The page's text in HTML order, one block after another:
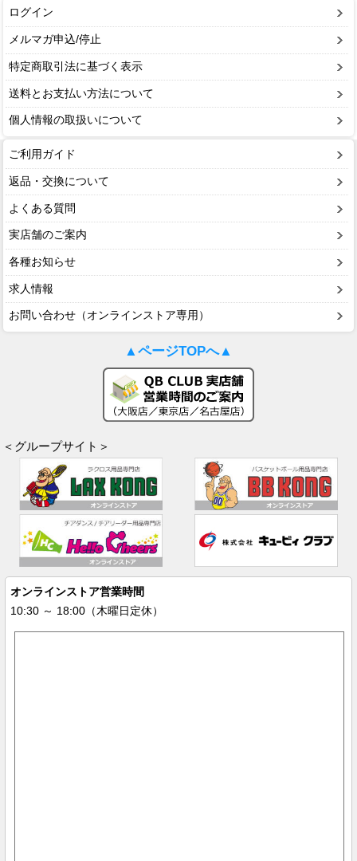
ログイン
メルマガ申込/停止
特定商取引法に基づく表示
送料とお支払い方法について
個人情報の取扱いについて
ご利用ガイド
返品・交換について
よくある質問
実店舗のご案内
各種お知らせ
求人情報
お問い合わせ（オンラインストア専用）
▲ページTOPへ▲
＜グループサイト＞
オンラインストア営業時間
10:30 ～ 18:00（木曜日定休）